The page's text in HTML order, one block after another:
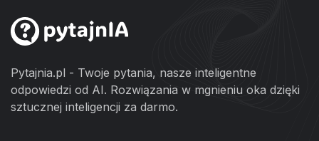
Pytajnia.pl - Twoje pytania, nasze inteligentne
odpowiedzi od AI. Rozwiązania w mgnieniu oka dzięki
sztucznej inteligencji za darmo.